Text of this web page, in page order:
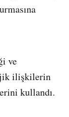
ve
ilişkilerin
kullandı.